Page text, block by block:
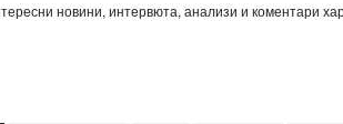
новини, интервюта, анализи и коментари